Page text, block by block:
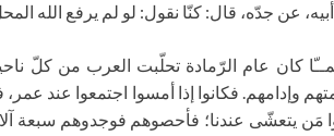
عن جدّه، قال: كنّا نقول: لو لم يرفع الله
كان عام الرّمادة تحلّبت العرب من كلّ
وإدامهم. فكانوا إذا أمسوا اجتمعوا عند
مَن يتعشّى عندنا؛ فأحصوهم فوجدوهم سبعة